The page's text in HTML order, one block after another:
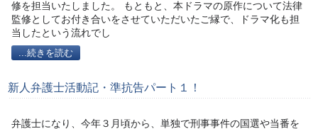
修を担当いたしました。 もともと、本ドラマの原作について法律
監修としてお付き合いをさせていただいたご縁で、ドラマ化も担
当したという流れでし
...続きを読む
新人弁護士活動記・準抗告パート１！
弁護士になり、今年３月頃から、単独で刑事事件の国選や当番を